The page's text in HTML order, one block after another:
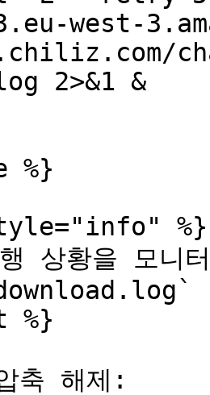
west-
2>&1 &
%}
%}
상황을 모니
%}
축 해제: